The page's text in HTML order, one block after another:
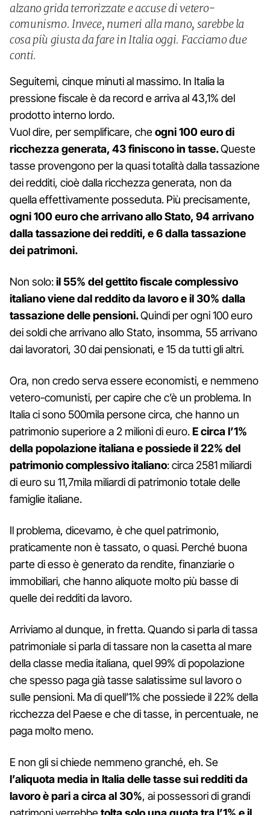
alzano grida terrorizzate e accuse di vetero-
comunismo. Invece, numeri alla mano, sarebbe la
cosa più giusta da fare in Italia oggi. Facciamo due
conti.
Seguitemi, cinque minuti al massimo. In Italia la
pressione fiscale è da record e arriva al 43,1% del
prodotto interno lordo.
Vuol dire, per semplificare, cheogni 100 euro di
ricchezza generata, 43 finiscono in tasse.Queste
tasse provengono per la quasi totalità dalla tassazione
dei redditi, cioè dalla ricchezza generata, non da
quella effettivamente posseduta. Più precisamente,
ogni 100 euro che arrivano allo Stato, 94 arrivano
dalla tassazione dei redditi, e 6 dalla tassazione
dei patrimoni.
Non solo:il 55% del gettito fiscale complessivo
italiano viene dal reddito da lavoro e il 30% dalla
tassazione delle pensioni.Quindi per ogni 100 euro
dei soldi che arrivano allo Stato, insomma, 55 arrivano
dai lavoratori, 30 dai pensionati, e 15 da tutti gli altri.
Ora, non credo serva essere economisti, e nemmeno
vetero-comunisti, per capire che c’è un problema. In
Italia ci sono 500mila persone circa, che hanno un
patrimonio superiore a 2 milioni di euro.E circa l’1%
della popolazione italiana e possiede il 22% del
patrimonio complessivo italiano: circa 2581 miliardi
di euro su 11,7mila miliardi di patrimonio totale delle
famiglie italiane.
Il problema, dicevamo, è che quel patrimonio,
praticamente non è tassato, o quasi. Perché buona
parte di esso è generato da rendite, finanziarie o
immobiliari, che hanno aliquote molto più basse di
quelle dei redditi da lavoro.
Arriviamo al dunque, in fretta. Quando si parla di tassa
patrimoniale si parla di tassare non la casetta al mare
della classe media italiana, quel 99% di popolazione
che spesso paga già tasse salatissime sul lavoro o
sulle pensioni. Ma di quell’1% che possiede il 22% della
ricchezza del Paese e che di tasse, in percentuale, ne
paga molto meno.
E non gli si chiede nemmeno granché, eh. Se
l’aliquota media in Italia delle tasse sui redditi da
lavoro è pari a circa al 30%, ai possessori di grandi